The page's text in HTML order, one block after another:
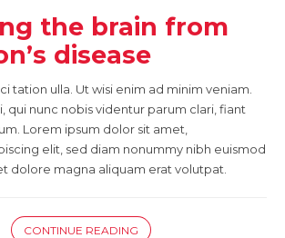
the brain from
disease
tation ulla. Ut wisi enim ad minim veniam.
qui nunc nobis videntur parum clari, fiant
Lorem ipsum dolor sit amet,
elit, sed diam nonummy nibh euismod
dolore magna aliquam erat volutpat.
CONTINUE READING